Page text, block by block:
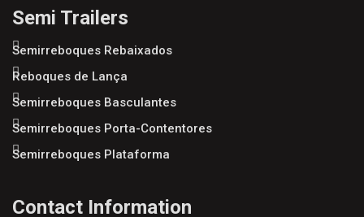
Semi Trailers
Semirreboques Rebaixados
Reboques de Lança
Semirreboques Basculantes
Semirreboques Porta-Contentores
Semirreboques Plataforma
Contact Information